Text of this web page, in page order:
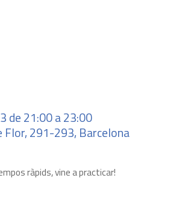
de 21:00 a 23:00
Flor, 291-293, Barcelona
ràpids, vine a practicar!